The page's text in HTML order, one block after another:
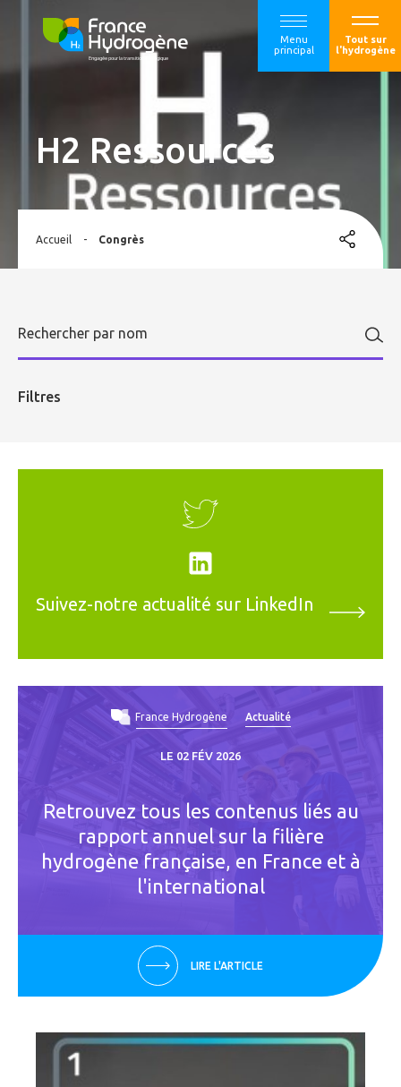
Menu
principal
Tout sur
l'hydrogène
H2 Ressources
Accueil - Congrès
Filtres
Suivez-notre actualité sur LinkedIn
Actualité
France Hydrogène
LE 02 FÉV 2026
Retrouvez tous les contenus liés au
rapport annuel sur la filière
hydrogène française, en France et à
l'international
LIRE L'ARTICLE